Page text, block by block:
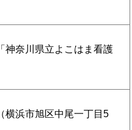
神奈川県立よこはま看護
横浜市旭区中尾一丁目5